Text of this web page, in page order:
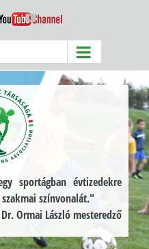
YouTube
sportágban évtizedekre
színvonalát."
Dr. Ormai László mesteredző